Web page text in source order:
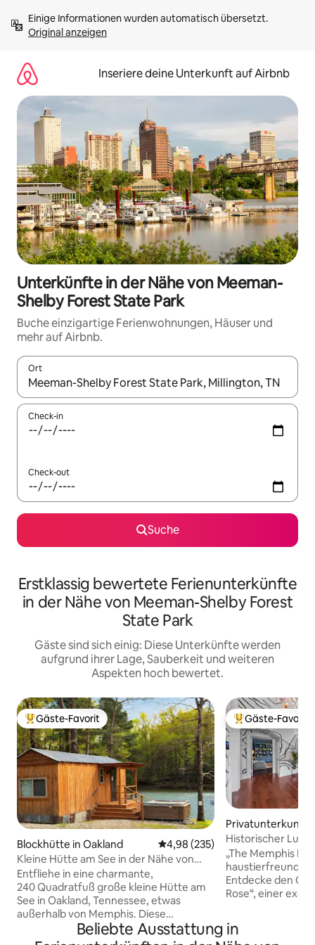
Inhalten
springenOriginal anzeigen
Inseriere deine Unterkunft auf Airbnb
Unterkünfte in der Nähe von Meeman-
Shelby Forest State Park
Buche einzigartige Ferienwohnungen, Häuser und
mehr auf Airbnb.
Ort
Wenn Ergebnisse verfügbar sind, navigiere mit den
Check-in
Check-out
Suche
Erstklassig bewertete Ferienunterkünfte
in der Nähe von Meeman-Shelby Forest
State Park
Gäste sind sich einig: Diese Unterkünfte werden
aufgrund ihrer Lage, Sauberkeit und weiteren
Aspekten hoch bewertet.
Beliebter Gäste-Favorit.
Gäste-Favorit
Blockhütte in Oakland Durchschnittliche Bewertung:
4,98 (235)
Kleine Hütte am See in der Nähe von
Memphis mit Whirlpool und
Entfliehe in eine charmante,
240 Quadratfuß große kleine Hütte am
See in Oakland, Tennessee, etwas
außerhalb von Memphis. Diese
einzigartige Unterkunft ist perfekt für
Paare, kleine Familien oder alle, die einen
Beliebter Gäste-
Gäste-Favorit
Privatunterkunft
s
Historischer
Schlafplätze
„The Memphis
Entdecke den
Rose“, einer
Genieße die
durch Original-
Beliebte Ausstattung in